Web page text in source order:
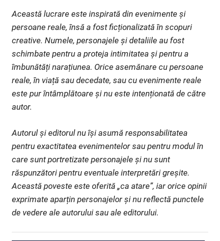
Această lucrare este inspirată din evenimente și
persoane reale, însă a fost ficționalizată în scopuri
creative. Numele, personajele și detaliile au fost
schimbate pentru a proteja intimitatea și pentru a
îmbunătăți narațiunea. Orice asemănare cu persoane
reale, în viață sau decedate, sau cu evenimente reale
este pur întâmplătoare și nu este intenționată de către
autor.
Autorul și editorul nu își asumă responsabilitatea
pentru exactitatea evenimentelor sau pentru modul în
care sunt portretizate personajele și nu sunt
răspunzători pentru eventuale interpretări greșite.
Această poveste este oferită „ca atare”, iar orice opinii
exprimate aparțin personajelor și nu reflectă punctele
de vedere ale autorului sau ale editorului.